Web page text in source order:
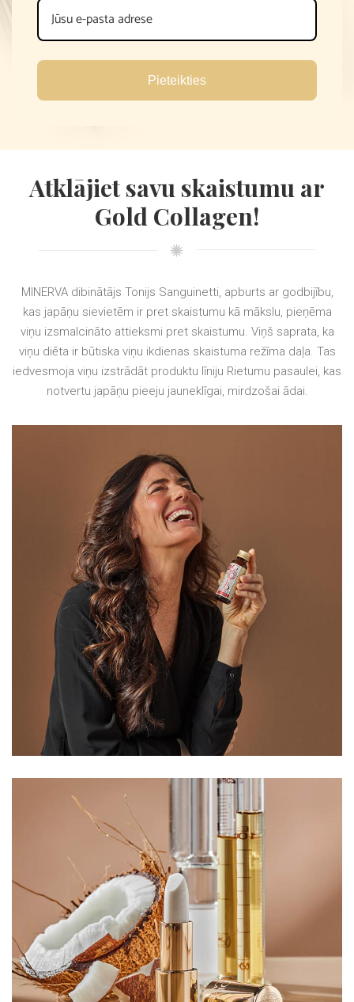
Pieteikties
Atklājiet savu skaistumu ar
Gold Collagen!
MINERVA dibinātājs Tonijs Sanguinetti, apburts ar godbijību,
kas japāņu sievietēm ir pret skaistumu kā mākslu, pieņēma
viņu izsmalcināto attieksmi pret skaistumu. Viņš saprata, ka
viņu diēta ir būtiska viņu ikdienas skaistuma režīma daļa. Tas
iedvesmoja viņu izstrādāt produktu līniju Rietumu pasaulei, kas
notvertu japāņu pieeju jauneklīgai, mirdzošai ādai.